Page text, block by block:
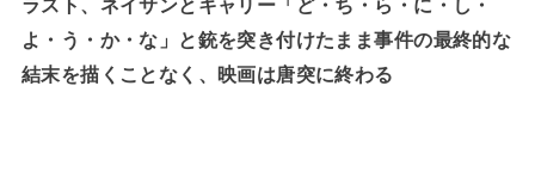
よ・う・か・な」と銃を突き付けたまま事件の最終的な
結末を描くことなく、映画は唐突に終わる